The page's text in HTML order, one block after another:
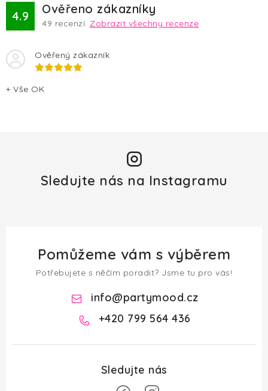
4.9 Ověřeno zákazníky
49 recenzí. Zobrazit všechny recenze
Ověřený zákazník
+ Vše OK
Sledujte nás na Instagramu
Pomůžeme vám s výběrem
Potřebujete s něčím poradit? Jsme tu pro vás!
info@partymood.cz
+420 799 564 436